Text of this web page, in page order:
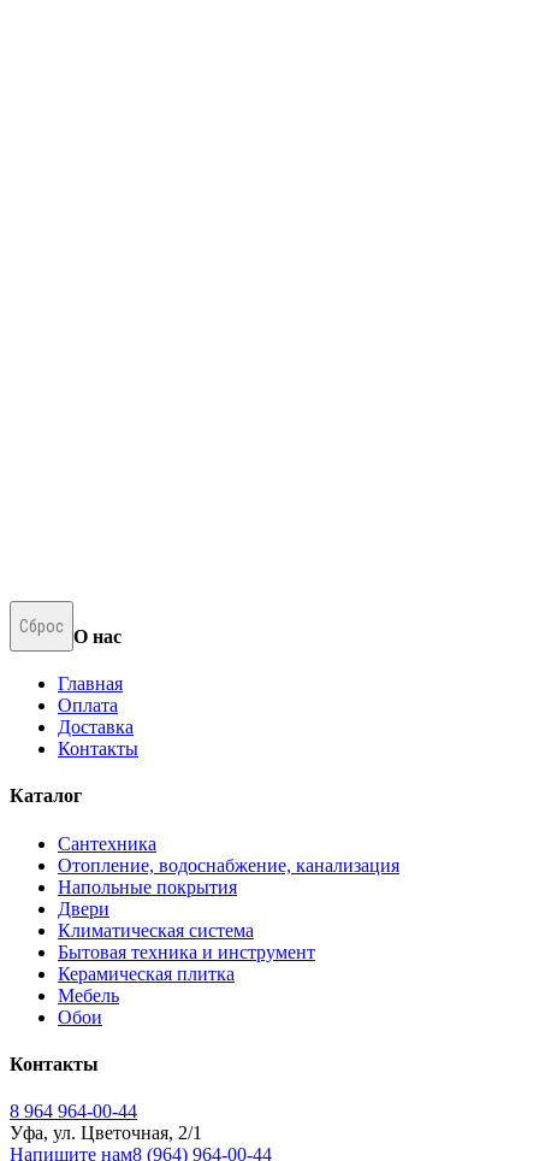
Сброс
О нас
Главная
Оплата
Доставка
Контакты
Каталог
Сантехника
Отопление, водоснабжение, канализация
Напольные покрытия
Двери
Климатическая система
Бытовая техника и инструмент
Керамическая плитка
Мебель
Обои
Контакты
8 964 964-00-44
Уфа, ул. Цветочная, 2/1
Напишите нам8 (964) 964-00-44